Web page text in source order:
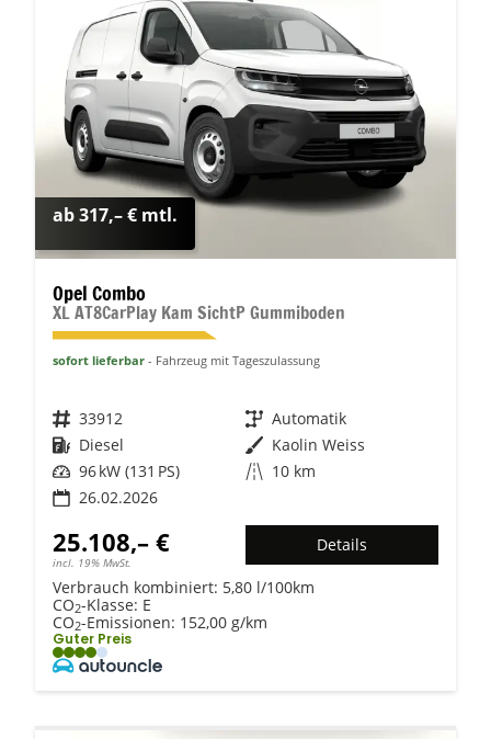
ab 317,– € mtl.
Opel Combo
XL AT8CarPlay Kam SichtP Gummiboden
sofort lieferbar Fahrzeug mit Tageszulassung
Fahrzeugnr. 33912 Getriebe Automatik
Kraftstoff Diesel Außenfarbe Kaolin Weiss
Leistung 96 kW (131 PS) Kilometerstand 10 km
26.02.2026
25.108,– €
incl. 19% MwSt.
Details
Verbrauch kombiniert: 5,80 l/100km
CO2-Klasse: E
CO2-Emissionen: 152,00 g/km
Guter Preis